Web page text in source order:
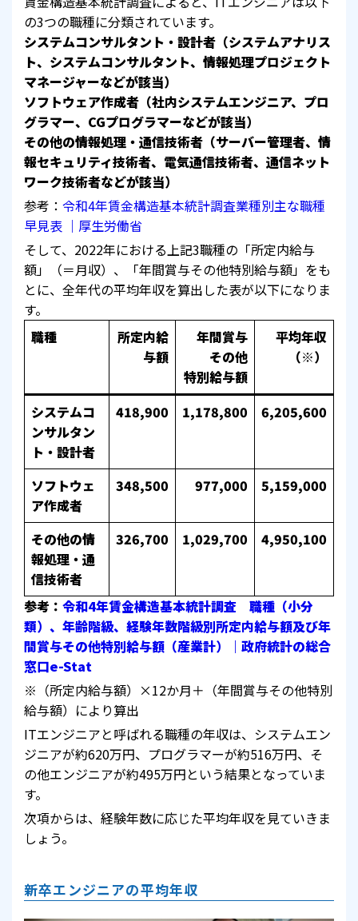
の3つの職種に分類されています。
システムコンサルタント・設計者（システムアナリス
ト、システムコンサルタント、情報処理プロジェクト
マネージャーなどが該当）
ソフトウェア作成者（社内システムエンジニア、プロ
グラマー、CGプログラマーなどが該当）
その他の情報処理・通信技術者（サーバー管理者、情
報セキュリティ技術者、電気通信技術者、通信ネット
ワーク技術者などが該当）
参考： 令和4年賃金構造基本統計調査業種別主な職種
早見表 ｜厚生労働省
そして、2022年における上記3職種の「所定内給与
額」（＝月収）、「年間賞与その他特別給与額」をも
とに、全年代の平均年収を算出した表が以下になりま
す。
職種
所定内給
与額
年間賞与
その他
特別給与額
平均年収
（※）
システムコ
ンサルタン
ト・設計者
418,900 1,178,800 6,205,600
ソフトウェ
ア作成者
348,500 977,000 5,159,000
その他の情
報処理・通
信技術者
326,700 1,029,700 4,950,100
参考： 令和4年賃金構造基本統計調査 職種（小分
類）、年齢階級、経験年数階級別所定内給与額及び年
間賞与その他特別給与額（産業計）｜政府統計の総合
窓口e-Stat
※（所定内給与額）×12か月＋（年間賞与その他特別
給与額）により算出
ITエンジニアと呼ばれる職種の年収は、システムエン
ジニアが約620万円、プログラマーが約516万円、そ
の他エンジニアが約495万円という結果となっていま
す。
次項からは、経験年数に応じた平均年収を見ていきま
しょう。
新卒エンジニアの平均年収